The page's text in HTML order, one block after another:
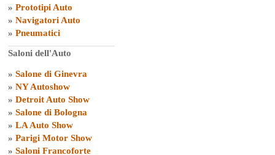
» Prototipi Auto
» Navigatori Auto
» Pneumatici
Saloni dell'Auto
» Salone di Ginevra
» NY Autoshow
» Detroit Auto Show
» Salone di Bologna
» LA Auto Show
» Parigi Motor Show
» Saloni Francoforte